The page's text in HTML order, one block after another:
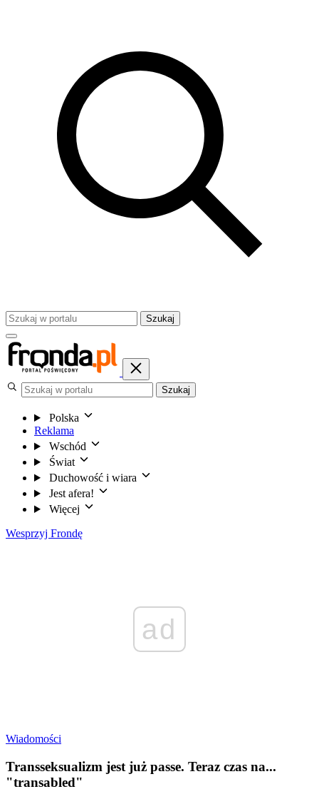
Szukaj
Szukaj
Polska
Reklama
Wschód
Świat
Duchowość i wiara
Jest afera!
Więcej
Wesprzyj Frondę
ad
Wiadomości
Transseksualizm jest już passe. Teraz czas na...
"transabled"